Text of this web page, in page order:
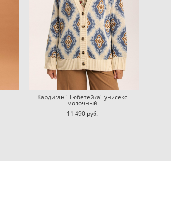
Кардиган "Тюбетейка" унисекс
молочный
11 490 pуб.